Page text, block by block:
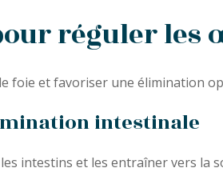
réguler les
foie et favoriser une élimination
intestinale
intestins et les entraîner vers la